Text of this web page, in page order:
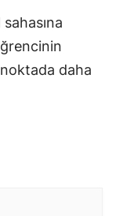
noktada daha